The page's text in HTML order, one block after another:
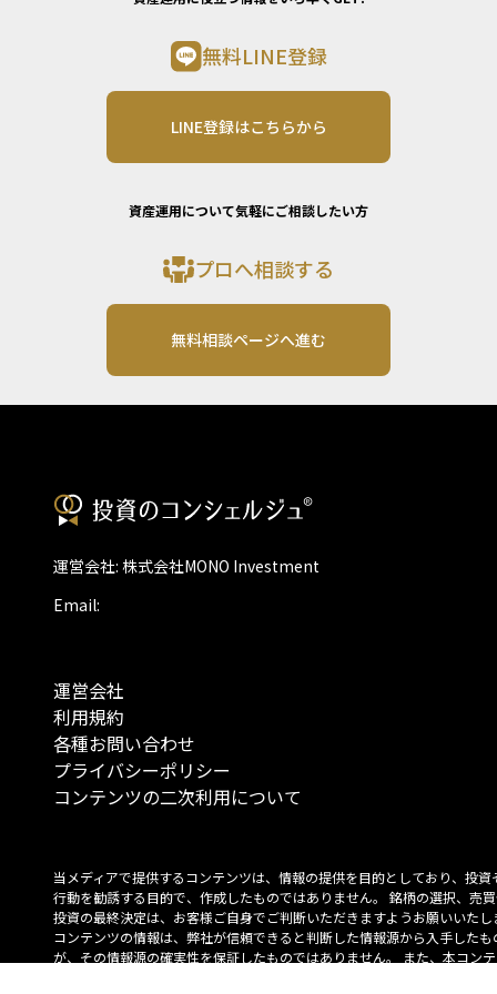
無料LINE登録
LINE登録はこちらから
資産運用について気軽にご相談したい方
プロへ相談する
無料相談ページへ進む
運営会社: 株式会社MONO Investment
Email:
運営会社
利用規約
各種お問い合わせ
プライバシーポリシー
コンテンツの二次利用について
当メディアで提供するコンテンツは、情報の提供を目的としており、投資
行動を勧誘する目的で、作成したものではありません。 銘柄の選択、売
投資の最終決定は、お客様ご自身でご判断いただきますようお願いいたし
コンテンツの情報は、弊社が信頼できると判断した情報源から入手したも
が、その情報源の確実性を保証したものではありません。 また、本コン